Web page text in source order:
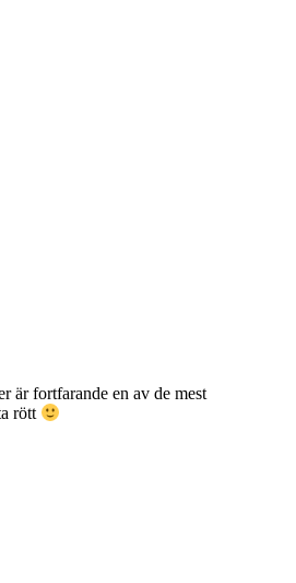
är fortfarande en av de mest
rött